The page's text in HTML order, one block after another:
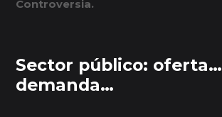
Controversia.
Sector público: oferta…
demanda…